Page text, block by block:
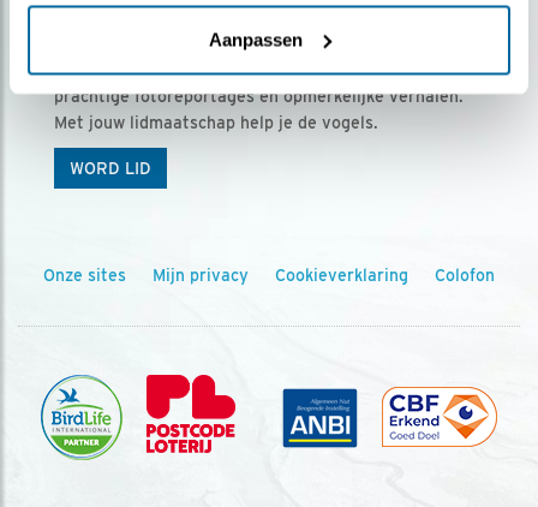
Aanpassen
Ontvang 5 x Vogels voor € 36,00 per jaar
Vogels is het tijdschrift voor onze leden, met
prachtige fotoreportages en opmerkelijke verhalen.
Met jouw lidmaatschap help je de vogels.
WORD LID
Onze sites Mijn privacy Cookieverklaring Colofon